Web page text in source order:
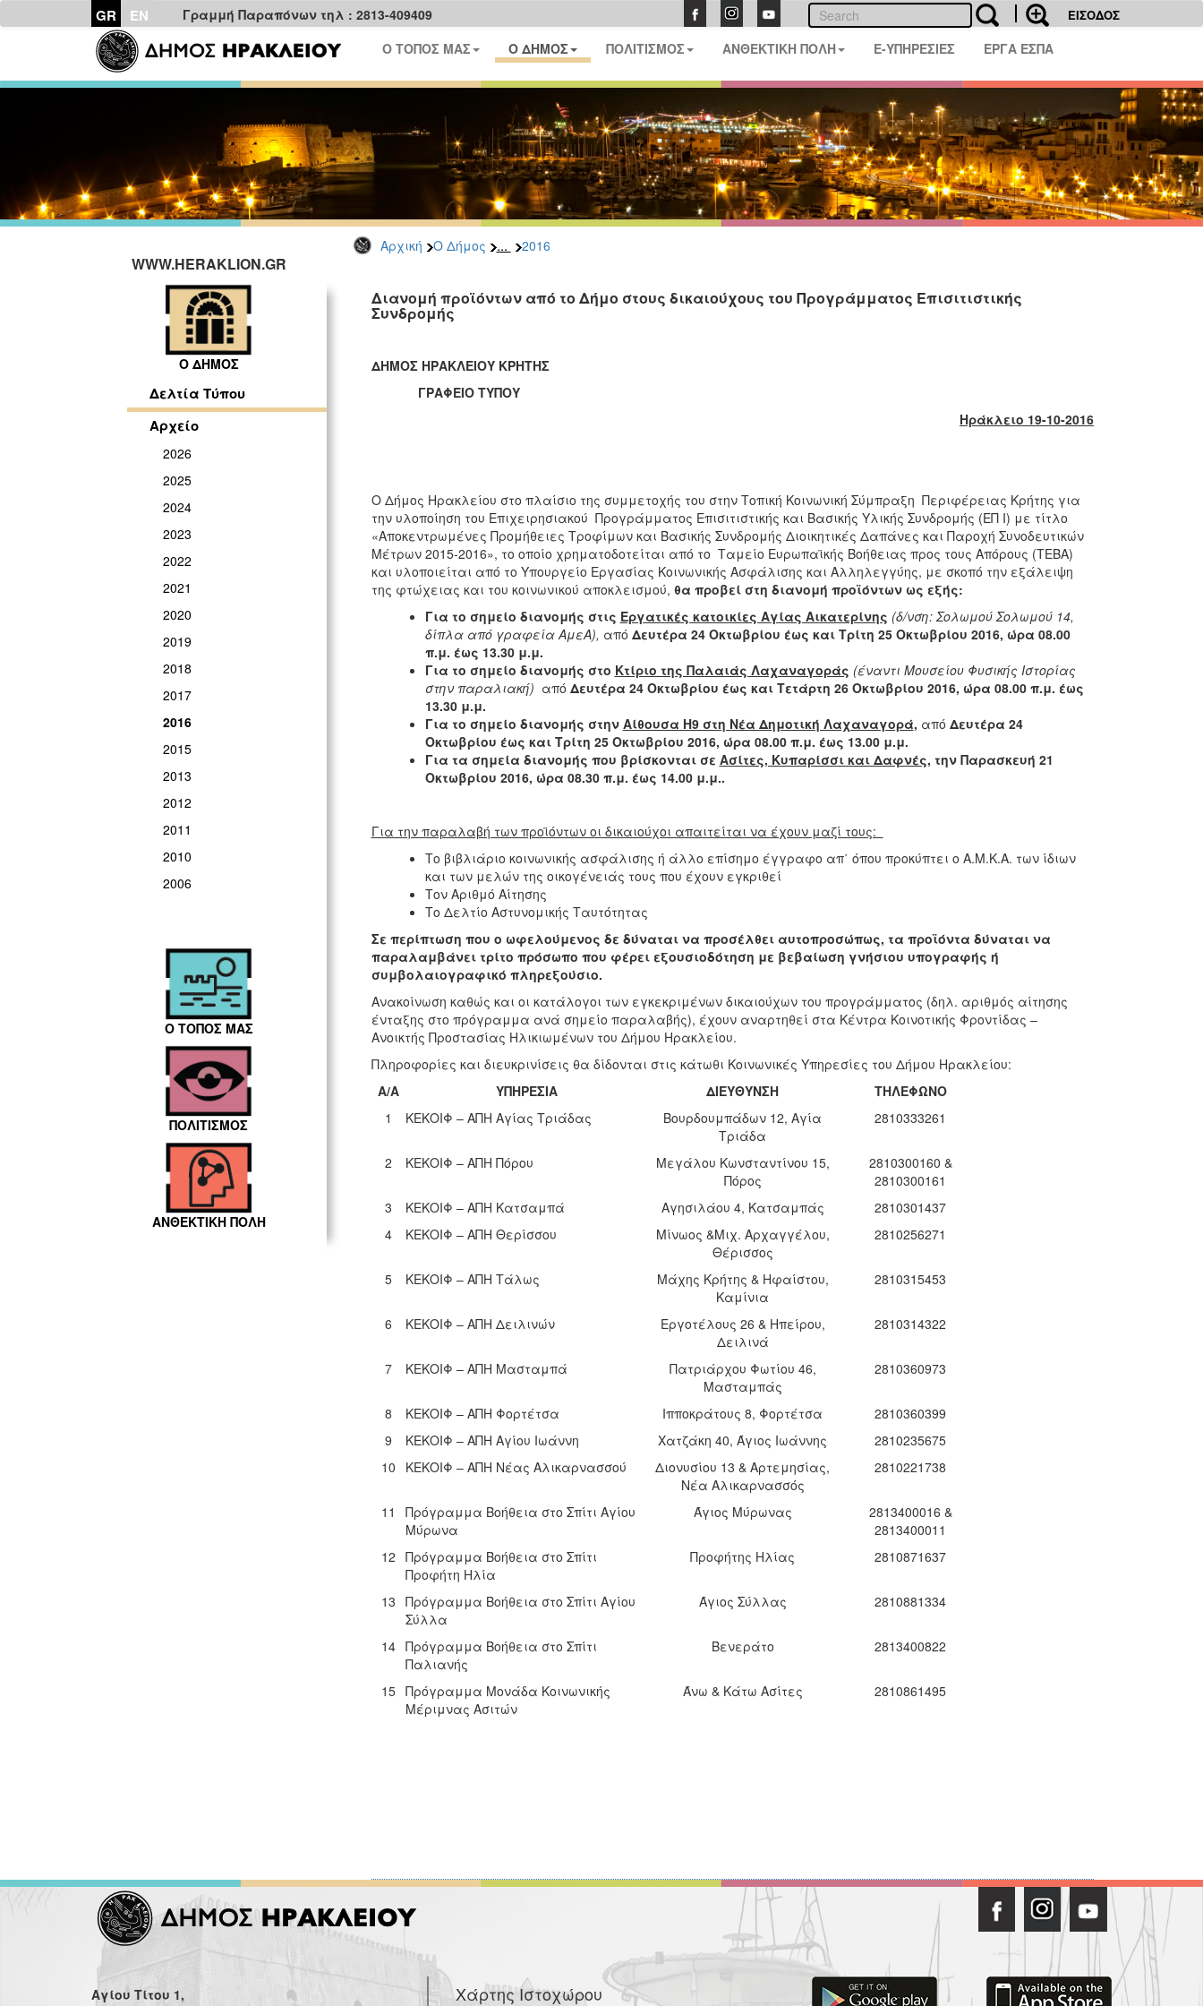
GR EN Γραμμή Παραπόνων τηλ : 2813-409409 ΕΙΣΟΔΟΣ
Ο ΤΟΠΟΣ ΜΑΣ Ο ΔΗΜΟΣ ΠΟΛΙΤΙΣΜΟΣ ΑΝΘΕΚΤΙΚΗ ΠΟΛΗ E-ΥΠΗΡΕΣΙΕΣ ΕΡΓΑ ΕΣΠΑ
Αρχική Ο Δήμος ... 2016
WWW.HERAKLION.GR
Ο ΔΗΜΟΣ
Δελτία Τύπου
Αρχείο
2026
2025
2024
2023
2022
2021
2020
2019
2018
2017
2016
2015
2013
2012
2011
2010
2006
Ο ΤΟΠΟΣ ΜΑΣ
ΠΟΛΙΤΙΣΜΟΣ
ΑΝΘΕΚΤΙΚΗ ΠΟΛΗ
Διανομή προϊόντων από το Δήμο στους δικαιούχους του Προγράμματος Επισιτιστικής
Συνδρομής
ΔΗΜΟΣ ΗΡΑΚΛΕΙΟΥ ΚΡΗΤΗΣ
ΓΡΑΦΕΙΟ ΤΥΠΟΥ
Ηράκλειο 19-10-2016
Ο Δήμος Ηρακλείου στο πλαίσιο της συμμετοχής του στην Τοπική Κοινωνική Σύμπραξη Περιφέρειας Κρήτης για
την υλοποίηση του Επιχειρησιακού Προγράμματος Επισιτιστικής και Βασικής Υλικής Συνδρομής (ΕΠ Ι) με τίτλο
«Αποκεντρωμένες Προμήθειες Τροφίμων και Βασικής Συνδρομής Διοικητικές Δαπάνες και Παροχή Συνοδευτικών
Μέτρων 2015-2016», το οποίο χρηματοδοτείται από το Ταμείο Ευρωπαϊκής Βοήθειας προς τους Απόρους (ΤΕΒΑ)
και υλοποιείται από το Υπουργείο Εργασίας Κοινωνικής Ασφάλισης και Αλληλεγγύης, με σκοπό την εξάλειψη
της φτώχειας και του κοινωνικού αποκλεισμού, θα προβεί στη διανομή προϊόντων ως εξής:
Για το σημείο διανομής στις Εργατικές κατοικίες Αγίας Αικατερίνης (δ/νση: Σολωμού Σολωμού 14,
δίπλα από γραφεία ΑμεΑ), από Δευτέρα 24 Οκτωβρίου έως και Τρίτη 25 Οκτωβρίου 2016, ώρα 08.00
π.μ. έως 13.30 μ.μ.
Για το σημείο διανομής στο Κτίριο της Παλαιάς Λαχαναγοράς (έναντι Μουσείου Φυσικής Ιστορίας
στην παραλιακή) από Δευτέρα 24 Οκτωβρίου έως και Τετάρτη 26 Οκτωβρίου 2016, ώρα 08.00 π.μ. έως
13.30 μ.μ.
Για το σημείο διανομής στην Αίθουσα Η9 στη Νέα Δημοτική Λαχαναγορά, από Δευτέρα 24
Οκτωβρίου έως και Τρίτη 25 Οκτωβρίου 2016, ώρα 08.00 π.μ. έως 13.00 μ.μ.
Για τα σημεία διανομής που βρίσκονται σε Ασίτες, Κυπαρίσσι και Δαφνές, την Παρασκευή 21
Οκτωβρίου 2016, ώρα 08.30 π.μ. έως 14.00 μ.μ..
Για την παραλαβή των προϊόντων οι δικαιούχοι απαιτείται να έχουν μαζί τους:
Το βιβλιάριο κοινωνικής ασφάλισης ή άλλο επίσημο έγγραφο απ΄ όπου προκύπτει ο Α.Μ.Κ.Α. των ίδιων
και των μελών της οικογένειάς τους που έχουν εγκριθεί
Τον Αριθμό Αίτησης
Το Δελτίο Αστυνομικής Ταυτότητας
Σε περίπτωση που ο ωφελούμενος δε δύναται να προσέλθει αυτοπροσώπως, τα προϊόντα δύναται να
παραλαμβάνει τρίτο πρόσωπο που φέρει εξουσιοδότηση με βεβαίωση γνήσιου υπογραφής ή
συμβολαιογραφικό πληρεξούσιο.
Ανακοίνωση καθώς και οι κατάλογοι των εγκεκριμένων δικαιούχων του προγράμματος (δηλ. αριθμός αίτησης
ένταξης στο πρόγραμμα ανά σημείο παραλαβής), έχουν αναρτηθεί στα Κέντρα Κοινοτικής Φροντίδας –
Ανοικτής Προστασίας Ηλικιωμένων του Δήμου Ηρακλείου.
Πληροφορίες και διευκρινίσεις θα δίδονται στις κάτωθι Κοινωνικές Υπηρεσίες του Δήμου Ηρακλείου:
Α/Α
ΥΠΗΡΕΣΙΑ ΔΙΕΥΘΥΝΣΗ
ΤΗΛΕΦΩΝΟ
1
ΚΕΚΟΙΦ – ΑΠΗ Αγίας Τριάδας
Βουρδουμπάδων 12, Αγία
Τριάδα
2810333261
2 ΚΕΚΟΙΦ – ΑΠΗ Πόρου
Μεγάλου Κωνσταντίνου 15,
Πόρος
2810300160 &
2810300161
3
ΚΕΚΟΙΦ – ΑΠΗ Κατσαμπά Αγησιλάου 4, Κατσαμπάς
2810301437
4
ΚΕΚΟΙΦ – ΑΠΗ Θερίσσου
Μίνωος &Μιχ. Αρχαγγέλου,
Θέρισσος
2810256271
5 ΚΕΚΟΙΦ – ΑΠΗ Τάλως
Μάχης Κρήτης & Ηφαίστου,
Καμίνια
2810315453
6 ΚΕΚΟΙΦ – ΑΠΗ Δειλινών
Εργοτέλους 26 & Ηπείρου,
Δειλινά
2810314322
7 ΚΕΚΟΙΦ – ΑΠΗ Μασταμπά
Πατριάρχου Φωτίου 46,
Μασταμπάς
2810360973
8 ΚΕΚΟΙΦ – ΑΠΗ Φορτέτσα Ιπποκράτους 8, Φορτέτσα
2810360399
9
ΚΕΚΟΙΦ – ΑΠΗ Αγίου Ιωάννη Χατζάκη 40, Άγιος Ιωάννης
2810235675
10
ΚΕΚΟΙΦ – ΑΠΗ Νέας Αλικαρνασσού
Διονυσίου 13 & Αρτεμησίας,
Νέα Αλικαρνασσός
2810221738
11
Πρόγραμμα Βοήθεια στο Σπίτι Αγίου
Μύρωνα
Άγιος Μύρωνας
2813400016 &
2813400011
12 Πρόγραμμα Βοήθεια στο Σπίτι
Προφήτη Ηλία
Προφήτης Ηλίας 2810871637
13 Πρόγραμμα Βοήθεια στο Σπίτι Αγίου
Σύλλα
Άγιος Σύλλας 2810881334
14 Πρόγραμμα Βοήθεια στο Σπίτι
Παλιανής
Βενεράτο 2813400822
15 Πρόγραμμα Μονάδα Κοινωνικής
Μέριμνας Ασιτών
Άνω & Κάτω Ασίτες 2810861495
Αγίου Τίτου 1,
Χάρτης Ιστοχώρου